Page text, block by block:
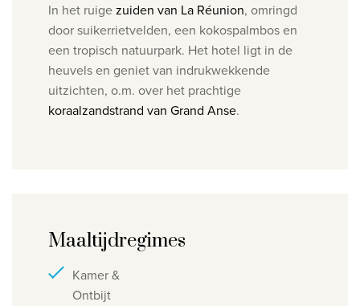
In het ruigezuiden van La Réunion, omringd
door suikerrietvelden, een kokospalmbos en
een tropisch natuurpark. Het hotel ligt in de
heuvels en geniet van indrukwekkende
uitzichten, o.m. over het prachtige
koraalzandstrand van Grand Anse.
Maaltijdregimes
Kamer &
Ontbijt